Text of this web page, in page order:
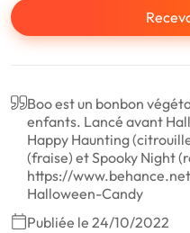
Boo est un bonbon
enfants. Lancé avant
Happy Haunting
(fraise) et Spooky Night
https://
Halloween-Candy
Publiée le 24/10/2022